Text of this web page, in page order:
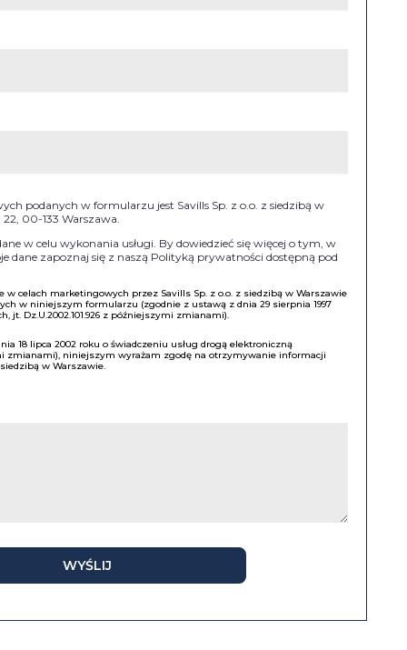
podanych w formularzu jest Savills Sp. z o.o. z siedzibą w
00-133 Warszawa.
w celu wykonania usługi. By dowiedzieć się więcej o tym, w
dane zapoznaj się z naszą Polityką prywatności dostępną pod
w celach marketingowych przez Savills Sp. z o.o. z siedzibą w Warszawie
w niniejszym formularzu (zgodnie z ustawą z dnia 29 sierpnia 1997
jt. Dz.U.2002.101.926 z późniejszymi zmianami).
18 lipca 2002 roku o świadczeniu usług drogą elektroniczną
zmianami), niniejszym wyrażam zgodę na otrzymywanie informacji
w Warszawie.
WYŚLIJ